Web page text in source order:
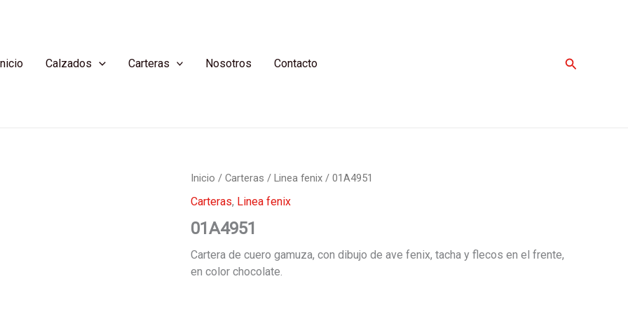
Calzados Carteras Nosotros Contacto Buscar
Inicio / Carteras / Linea fenix / 01A4951
Carteras, Linea fenix
01A4951
Cartera de cuero gamuza, con dibujo de ave fenix, tacha y flecos en el frente,
en color chocolate.